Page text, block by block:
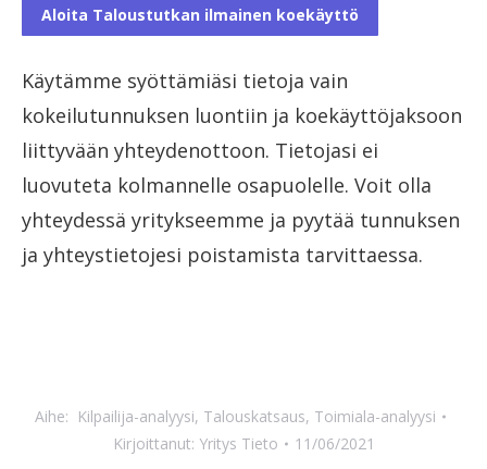
Käytämme syöttämiäsi tietoja vain
kokeilutunnuksen luontiin ja koekäyttöjaksoon
liittyvään yhteydenottoon. Tietojasi ei
luovuteta kolmannelle osapuolelle. Voit olla
yhteydessä yritykseemme ja pyytää tunnuksen
ja yhteystietojesi poistamista tarvittaessa.
Aihe: Kilpailija-analyysi, Talouskatsaus, Toimiala-analyysi
Kirjoittanut: Yritys Tieto 11/06/2021